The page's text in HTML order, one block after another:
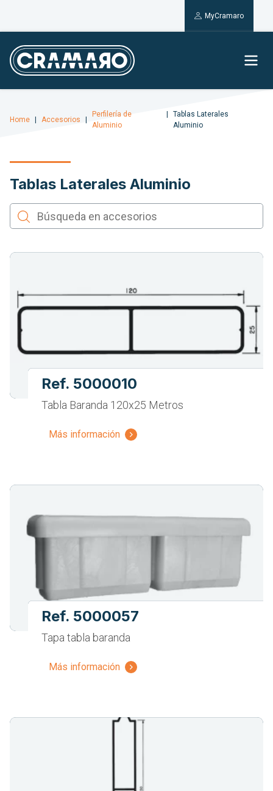
MyCramaro
Home Accesorios
Perfilería de
Aluminio
Tablas Laterales
Aluminio
Tablas Laterales Aluminio
Ref. 5000010
Tabla Baranda 120x25 Metros
Más información
Ref. 5000057
Tapa tabla baranda
Más información